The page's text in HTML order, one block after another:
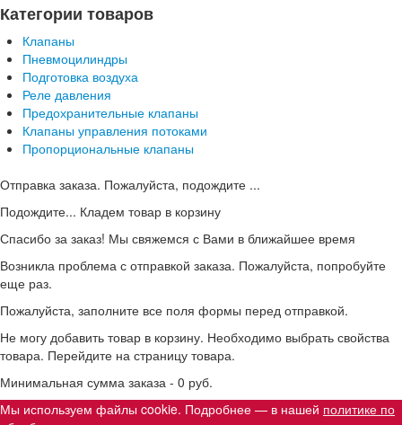
Категории товаров
Клапаны
Пневмоцилиндры
Подготовка воздуха
Реле давления
Предохранительные клапаны
Клапаны управления потоками
Пропорциональные клапаны
Отправка заказа. Пожалуйста, подождите ...
Подождите... Кладем товар в корзину
Спасибо за заказ! Мы свяжемся с Вами в ближайшее время
Возникла проблема с отправкой заказа. Пожалуйста, попробуйте
еще раз.
Пожалуйста, заполните все поля формы перед отправкой.
Не могу добавить товар в корзину. Необходимо выбрать свойства
товара. Перейдите на страницу товара.
Минимальная сумма заказа - 0 руб.
Мы используем файлы cookie. Подробнее — в нашей политике по